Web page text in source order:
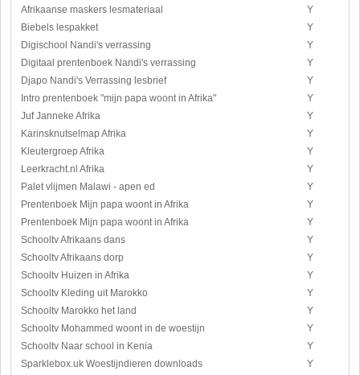
Afrikaanse maskers lesmateriaal
Y
Biebels lespakket
Y
Digischool Nandi's verrassing
Y
Digitaal prentenboek Nandi's verrassing
Y
Djapo Nandi's Verrassing lesbrief
Y
Intro prentenboek "mijn papa woont in Afrika"
Y
Juf Janneke Afrika
Y
Karinsknutselmap Afrika
Y
Kleutergroep Afrika
Y
Leerkracht.nl Afrika
Y
Palet vlijmen Malawi - apen ed
Y
Prentenboek Mijn papa woont in Afrika
Y
Prentenboek Mijn papa woont in Afrika
Y
Schooltv Afrikaans dans
Y
Schooltv Afrikaans dorp
Y
Schooltv Huizen in Afrika
Y
Schooltv Kleding uit Marokko
Y
Schooltv Marokko het land
Y
Schooltv Mohammed woont in de woestijn
Y
Schooltv Naar school in Kenia
Y
Sparklebox.uk Woestijndieren downloads
Y